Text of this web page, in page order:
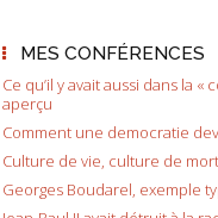
MES CONFÉRENCES
Ce qu’il y avait aussi dans la
aperçu
Comment une democratie
Culture de vie, culture de
Georges Boudarel, exemple